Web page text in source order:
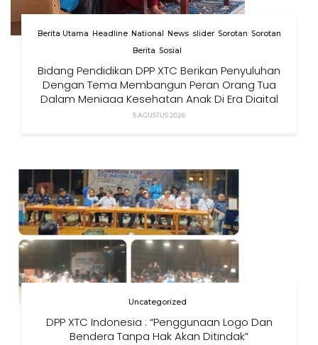
Berita Utama Headline National News slider Sorotan Sorotan
Berita Sosial
Bidang Pendidikan DPP XTC Berikan Penyuluhan
Dengan Tema Membangun Peran Orang Tua
Dalam Menjaga Kesehatan Anak Di Era Digital
5 AGUSTUS 2026
Uncategorized
DPP XTC Indonesia : “Penggunaan Logo Dan
Bendera Tanpa Hak Akan Ditindak”